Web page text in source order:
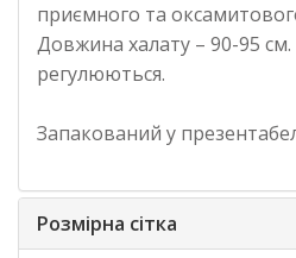
приємного та
Довжина халату – 90-95
регулюються.
Запакований у
Розмірна сітка